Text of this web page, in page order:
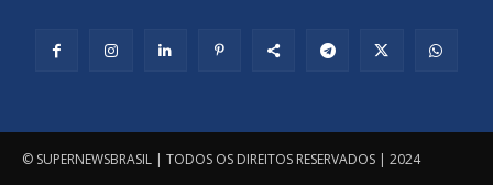
© SUPERNEWSBRASIL | TODOS OS DIREITOS RESERVADOS | 2024